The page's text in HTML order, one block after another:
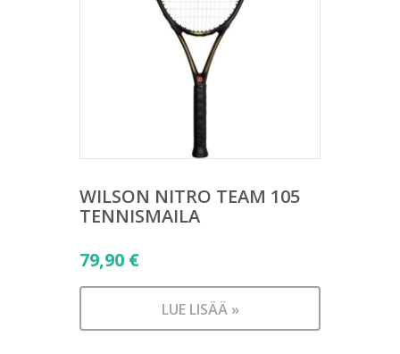
WILSON NITRO TEAM 105
TENNISMAILA
79,90 €
LUE LISÄÄ »